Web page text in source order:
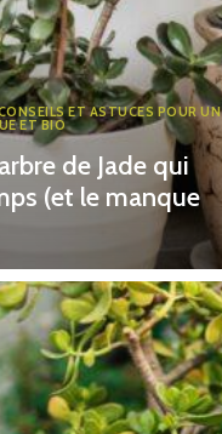
ET ASTUCES POUR UN
ET BIO
de Jade qui
(et le manque